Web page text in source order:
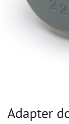
Adapter